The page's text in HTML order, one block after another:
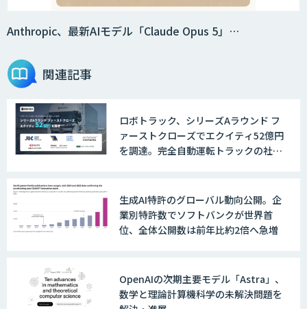
Anthropic、最新AIモデル「Claude Opus 5」…
関連記事
ロボトラック、シリーズAラウンド フ
ァーストクローズでエクイティ52億円
を調達。完全自動運転トラックの社会
生成AI特許のグローバル動向公開。企
業別特許数でソフトバンクが世界首
位、全体公開数は前年比約2倍へ急増
OpenAIの次期主要モデル「Astra」、
数学と理論計算機科学の未解決問題を